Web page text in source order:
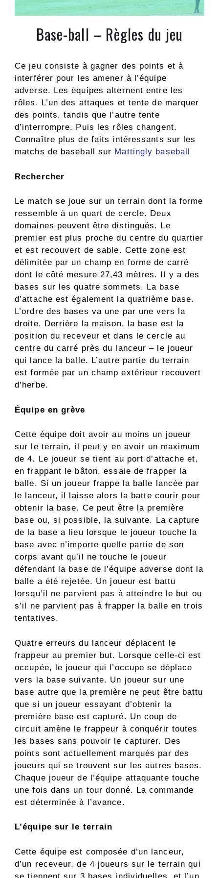
Base-ball – Règles du jeu
Ce jeu consiste à gagner des points et à
interférer pour les amener à l’équipe
adverse. Les équipes alternent entre les
rôles. L’un des attaques et tente de marquer
des points, tandis que l’autre tente
d’interrompre. Puis les rôles changent.
Connaître plus de faits intéressants sur les
matchs de baseball sur Mattingly baseball
Rechercher
Le match se joue sur un terrain dont la forme
ressemble à un quart de cercle. Deux
domaines peuvent être distingués. Le
premier est plus proche du centre du quartier
et est recouvert de sable. Cette zone est
délimitée par un champ en forme de carré
dont le côté mesure 27,43 mètres. Il y a des
bases sur les quatre sommets. La base
d’attache est également la quatrième base.
L’ordre des bases va une par une vers la
droite. Derrière la maison, la base est la
position du receveur et dans le cercle au
centre du carré près du lanceur – le joueur
qui lance la balle. L’autre partie du terrain
est formée par un champ extérieur recouvert
d’herbe.
Équipe en grève
Cette équipe doit avoir au moins un joueur
sur le terrain, il peut y en avoir un maximum
de 4. Le joueur se tient au port d’attache et,
en frappant le bâton, essaie de frapper la
balle. Si un joueur frappe la balle lancée par
le lanceur, il laisse alors la batte courir pour
obtenir la base. Ce peut être la première
base ou, si possible, la suivante. La capture
de la base a lieu lorsque le joueur touche la
base avec n’importe quelle partie de son
corps avant qu’il ne touche le joueur
défendant la base de l’équipe adverse dont la
balle a été rejetée. Un joueur est battu
lorsqu’il ne parvient pas à atteindre le but ou
s’il ne parvient pas à frapper la balle en trois
tentatives.
Quatre erreurs du lanceur déplacent le
frappeur au premier but. Lorsque celle-ci est
occupée, le joueur qui l’occupe se déplace
vers la base suivante. Un joueur sur une
base autre que la première ne peut être battu
que si un joueur essayant d’obtenir la
première base est capturé. Un coup de
circuit amène le frappeur à conquérir toutes
les bases sans pouvoir le capturer. Des
points sont actuellement marqués par des
joueurs qui se trouvent sur les autres bases.
Chaque joueur de l’équipe attaquante touche
une fois dans un tour donné. La commande
est déterminée à l’avance.
L’équipe sur le terrain
Cette équipe est composée d’un lanceur,
d’un receveur, de 4 joueurs sur le terrain qui